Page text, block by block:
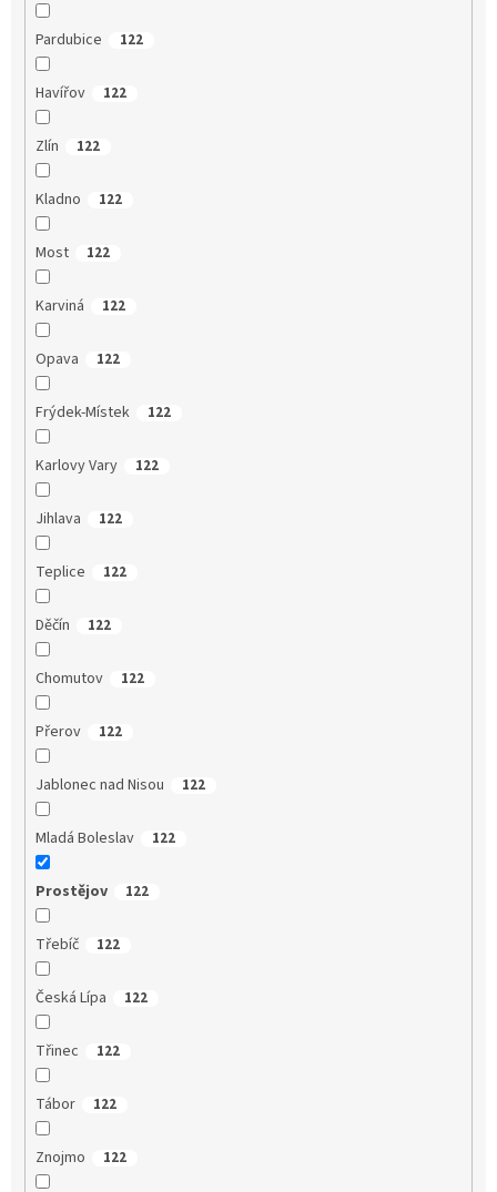
Pardubice 122
Havířov 122
Zlín 122
Kladno 122
Most 122
Karviná 122
Opava 122
Frýdek-Místek 122
Karlovy Vary 122
Jihlava 122
Teplice 122
Děčín 122
Chomutov 122
Přerov 122
Jablonec nad Nisou 122
Mladá Boleslav 122
Prostějov 122
Třebíč 122
Česká Lípa 122
Třinec 122
Tábor 122
Znojmo 122